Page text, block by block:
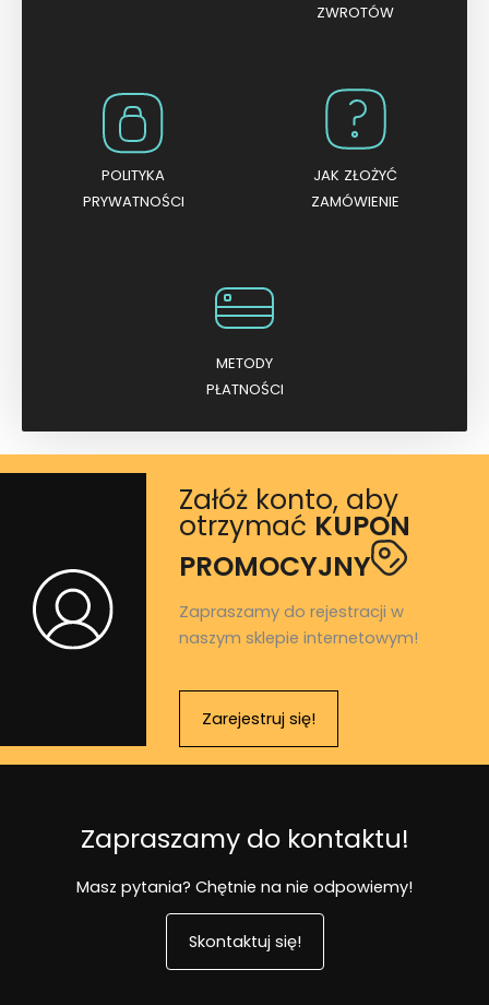
ZWROTÓW
POLITYKA
PRYWATNOŚCI
JAK ZŁOŻYĆ
ZAMÓWIENIE
METODY
PŁATNOŚCI
Załóż konto, aby
otrzymać KUPON
PROMOCYJNY
Zapraszamy do rejestracji w
naszym sklepie internetowym!
Zarejestruj się!
Zapraszamy do kontaktu!
Masz pytania? Chętnie na nie odpowiemy!
Skontaktuj się!